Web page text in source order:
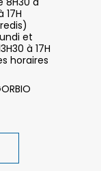
17H
et
à 17H
horaires